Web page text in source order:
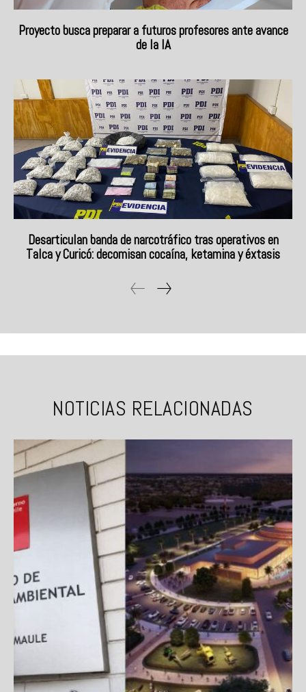
Proyecto busca preparar a futuros profesores ante avance
de la IA
Desarticulan banda de narcotráfico tras operativos en
Talca y Curicó: decomisan cocaína, ketamina y éxtasis
NOTICIAS RELACIONADAS